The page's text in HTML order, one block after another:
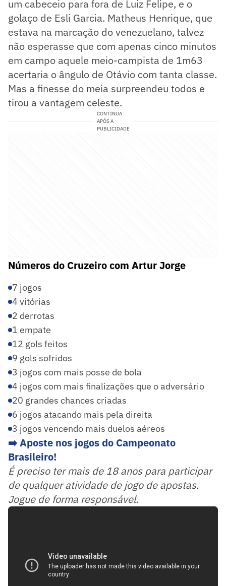
um cabeceio para fora de Luiz Felipe, e o
golaço de Esli Garcia. Matheus Henrique, que
estava na marcação do venezuelano, talvez
não esperasse que com apenas cinco minutos
em campo aquele meio-campista de 1m63
acertaria o ângulo de Otávio com tanta classe.
Mas a finesse do meia surpreendeu todos e
tirou a vantagem celeste.
CONTINUA
APÓS A
PUBLICIDADE
Números do Cruzeiro com Artur Jorge
7 jogos
4 vitórias
2 derrotas
1 empate
12 gols feitos
9 gols sofridos
3 jogos com mais posse de bola
4 jogos com mais finalizações que o adversário
20 grandes chances criadas
6 jogos atacando mais pela direita
3 jogos vencendo mais duelos aéreos
➡️ Aposte nos jogos do Campeonato
Brasileiro!
É preciso ter mais de 18 anos para participar
de qualquer atividade de jogo de apostas.
Jogue de forma responsável.